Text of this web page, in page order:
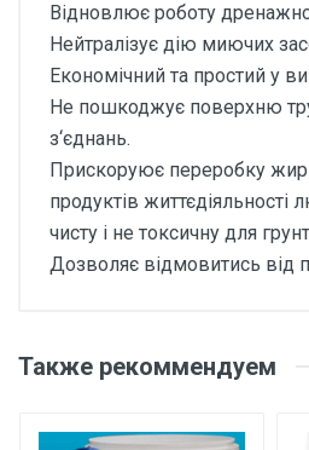
Відновлює роботу
Нейтралізує дію миючих
Економічний та простий у
Не пошкоджує поверхню
з‘єднань.
Прискоруює переробку
продуктів життєдіяльності
чисту і не токсичну для
Дозволяє відмовитись від
Также рекоммендуем